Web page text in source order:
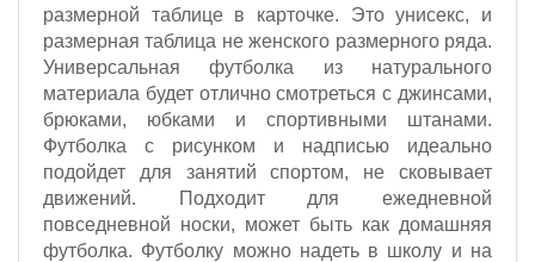
размерной таблице в карточке. Это унисекс, и
размерная таблица не женского размерного ряда.
Универсальная футболка из натурального
материала будет отлично смотреться с джинсами,
брюками, юбками и спортивными штанами.
Футболка с рисунком и надписью идеально
подойдет для занятий спортом, не сковывает
движений. Подходит для ежедневной
повседневной носки, может быть как домашняя
футболка. Футболку можно надеть в школу и на